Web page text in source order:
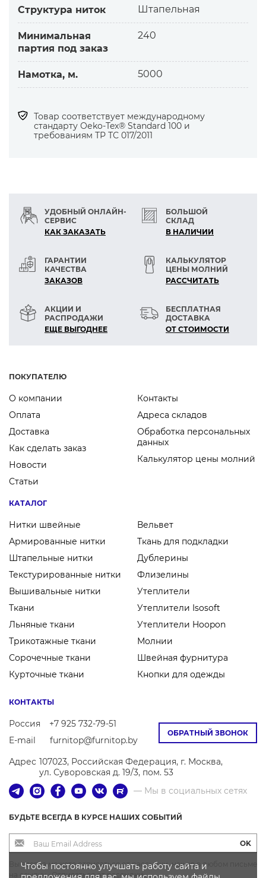
Назначение:
— для изделий и швов, подверженных
интенсивной носке
— для пошива и обметывания
материалов среднетяжелого типа
— мебельные, матрасные
— пальтовые драпы
— искусственные и натуральные кожа, замша,
мех
Структура ниток Штапельная
Минимальная
партия под заказ
240
Намотка, м. 5000
Товар соответствует международному
стандарту Оеko-Tex® Standard 100 и
требованиям ТР ТС 017/2011
УДОБНЫЙ ОНЛАЙН-
СЕРВИС
КАК ЗАКАЗАТЬ
БОЛЬШОЙ
СКЛАД
В НАЛИЧИИ
ГАРАНТИИ
КАЧЕСТВА
ЗАКАЗОВ
КАЛЬКУЛЯТОР
ЦЕНЫ МОЛНИЙ
РАСCЧИТАТЬ
АКЦИИ И
РАСПРОДАЖИ
ЕЩЕ ВЫГОДНЕЕ
БЕСПЛАТНАЯ
ДОСТАВКА
ОТ СТОИМОСТИ
ПОКУПАТЕЛЮ
О компании
Оплата
Доставка
Как сделать заказ
Новости
Статьи
Контакты
Адреса складов
Обработка персональных
данных
Калькулятор цены молний
КАТАЛОГ
Нитки швейные
Армированные нитки
Штапельные нитки
Текстурированные нитки
Вышивальные нитки
Ткани
Льняные ткани
Трикотажные ткани
Сорочечные ткани
Курточные ткани
Вельвет
Ткань для подкладки
Дублерины
Флизелины
Утеплители
Утеплители Isosoft
Утеплители Hoopon
Молнии
Швейная фурнитура
Кнопки для одежды
ОБРАТНЫЙ ЗВОНОК
КОНТАКТЫ
Россия
+7 925 732-79-51
E-mail
furnitop@furnitop.by
Адрес 107023, Российская Федерация, г. Москва,
ул. Суворовская д. 19/3, пом. 53
— Мы в социальных сетях
БУДЬТЕ ВСЕГДА В КУРСЕ НАШИХ СОБЫТИЙ
OK
Вы всегда можете отписаться от рассылки, нажав в любом письме
на ссылку «Отписаться от рассылки»
Чтобы постоянно улучшать работу сайта и